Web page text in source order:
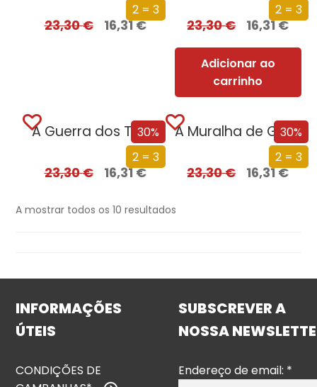
2 = 3
23,30€ 16,31€
2 = 3
23,30€ 16,31€
Adicionar ao
carrinho
30%
2 = 3
A Guerra dos Tronos (Edição especial limitada)
23,30€ 16,31€
30%
2 = 3
A Muralha de Gelo (Edição especial limitada)
23,30€ 16,31€
A mostrar todos os 10 resultados
INFORMAÇÕES
ÚTEIS
CONDIÇÕES DE
SUBSCREVER A
NOSSA
Endereço de email: *